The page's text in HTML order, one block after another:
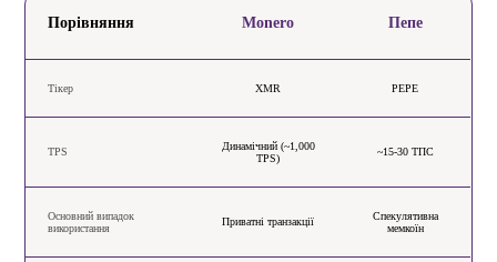
Порівняння Monero Пепе
Тікер XMR PEPE
TPS
Динамічний (~1,000
TPS)
~15-30 ТПС
Основний випадок
використання
Приватні транзакції
Спекулятивна
мемкоїн